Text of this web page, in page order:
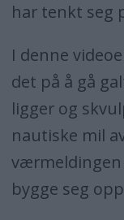
har tenkt seg
I denne
det på å gå
ligger og
nautiske mil
værmeldingen
bygge seg